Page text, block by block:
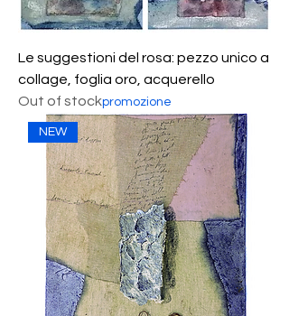
Le suggestioni del rosa: pezzo unico a
collage, foglia oro, acquerello
Out of stockpromozione
NEW